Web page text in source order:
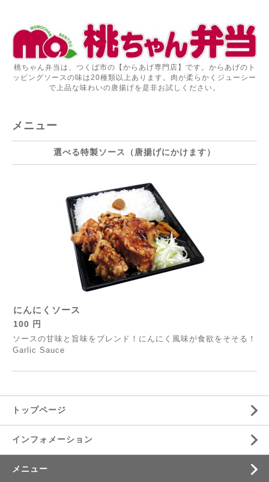
桃ちゃん弁当は、つくば市の【からあげ専門店】です。からあげのト
ッピングソースの味は20種類以上あります。肉が柔らかくジューシー
で上品な味わいの唐揚げを是非お試しください。
メニュー
選べる特製ソース（唐揚げにかけます）
にんにくソース
100 円
ソースの甘味と旨味をブレンド！にんにく風味が食欲をそそる！
Garlic Sauce
トップページ
インフォメーション
メニュー